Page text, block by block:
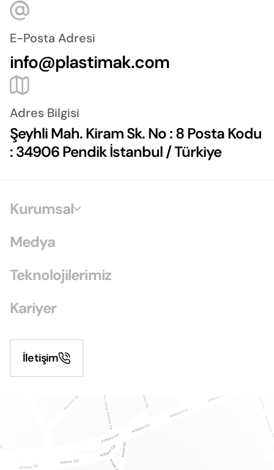
E-Posta Adresi
info@plastimak.com
Adres Bilgisi
Şeyhli Mah. Kiram Sk. No : 8 Posta Kodu
: 34906 Pendik İstanbul / Türkiye
Kurumsal
Medya
Teknolojilerimiz
Kariyer
İletişim